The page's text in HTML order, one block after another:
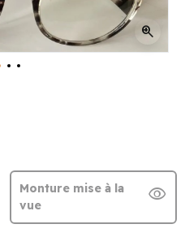
zoom_in
Monture mise à la
vue
visibility